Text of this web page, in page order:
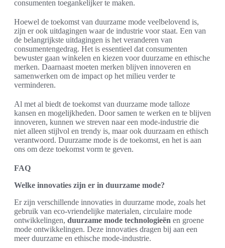
consumenten toegankelijker te maken.
Hoewel de toekomst van duurzame mode veelbelovend is,
zijn er ook uitdagingen waar de industrie voor staat. Een van
de belangrijkste uitdagingen is het veranderen van
consumentengedrag. Het is essentieel dat consumenten
bewuster gaan winkelen en kiezen voor duurzame en ethische
merken. Daarnaast moeten merken blijven innoveren en
samenwerken om de impact op het milieu verder te
verminderen.
Al met al biedt de toekomst van duurzame mode talloze
kansen en mogelijkheden. Door samen te werken en te blijven
innoveren, kunnen we streven naar een mode-industrie die
niet alleen stijlvol en trendy is, maar ook duurzaam en ethisch
verantwoord. Duurzame mode is de toekomst, en het is aan
ons om deze toekomst vorm te geven.
FAQ
Welke innovaties zijn er in duurzame mode?
Er zijn verschillende innovaties in duurzame mode, zoals het
gebruik van eco-vriendelijke materialen, circulaire mode
ontwikkelingen, duurzame mode technologieën en groene
mode ontwikkelingen. Deze innovaties dragen bij aan een
meer duurzame en ethische mode-industrie.